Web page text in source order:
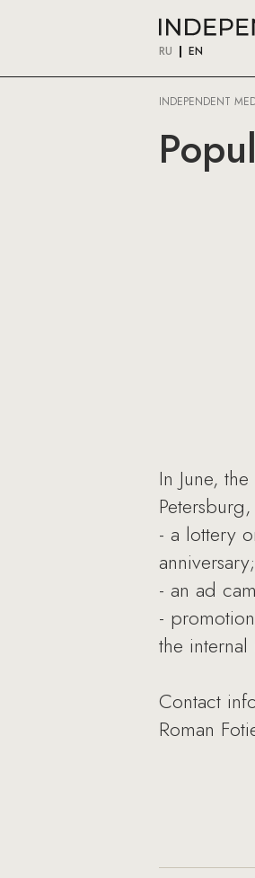
RU EN
INDEPENDENT
In June,
- a lottery
anniversary;
- an ad
-
the
Contact
Roman